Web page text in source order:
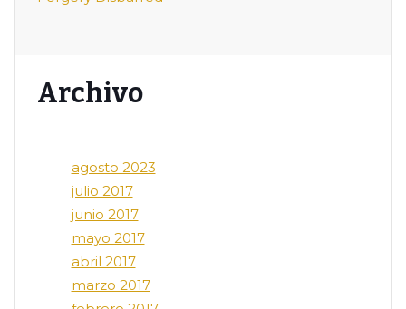
Archivo
agosto 2023
julio 2017
junio 2017
mayo 2017
abril 2017
marzo 2017